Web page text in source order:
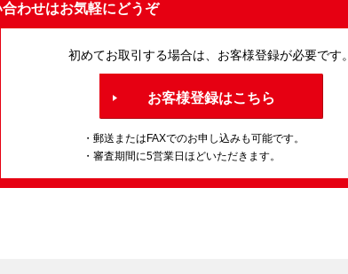
わせはお気軽にどうぞ
初めてお取引する場合は、お客様登録が必要です。
お客様登録はこちら
・郵送またはFAXでのお申し込みも可能です。
・審査期間に5営業日ほどいただきます。